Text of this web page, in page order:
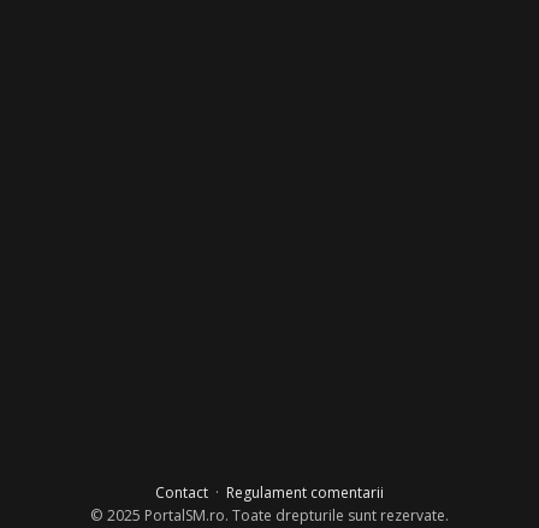
Contact· Regulament comentarii
© 2025 PortalSM.ro. Toate drepturile sunt rezervate.